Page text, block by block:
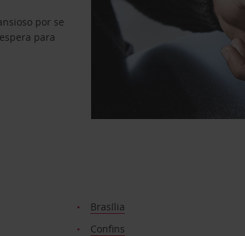
por se
para
Brasília
Confins